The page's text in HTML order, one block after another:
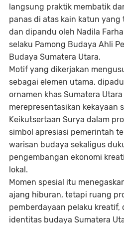
langsung praktik membatik
panas di atas kain katun
dan dipandu oleh Nadila
selaku Pamong Budaya Ahli
Budaya Sumatera Utara.
‎Motif yang dikerjakan
sebagai elemen utama,
ornamen khas Sumatera
merepresentasikan kekayaan
‎Keikutsertaan Surya dalam
simbol apresiasi pemerintah
warisan budaya sekaligus
pengembangan ekonomi
lokal.
‎Momen spesial itu
ajang hiburan, tetapi ruang
pemberdayaan pelaku kreatif,
identitas budaya Sumatera